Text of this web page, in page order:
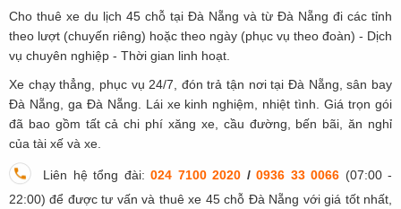
Cho thuê xe du lịch 45 chỗ tại Đà Nẵng và từ Đà Nẵng đi các tỉnh
theo lượt (chuyến riêng) hoặc theo ngày (phục vụ theo đoàn) - Dịch
vụ chuyên nghiệp - Thời gian linh hoạt.
Xe chạy thẳng, phục vụ 24/7, đón trả tận nơi tại Đà Nẵng, sân bay
Đà Nẵng, ga Đà Nẵng. Lái xe kinh nghiệm, nhiệt tình. Giá trọn gói
đã bao gồm tất cả chi phí xăng xe, cầu đường, bến bãi, ăn nghỉ
của tài xế và xe.
Liên hệ tổng đài: 024 7100 2020 /0936 33 0066 (07:00 -
22:00) để được tư vấn và thuê xe 45 chỗ Đà Nẵng với giá tốt nhất,